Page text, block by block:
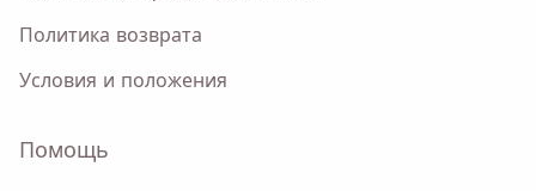
Политика возврата
Условия и положения
Помощь
Устанавливая этот флажок, вы соглашаетесь с нашей